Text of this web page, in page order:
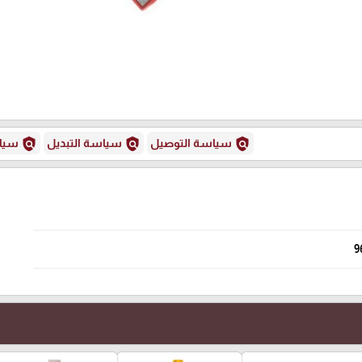
policy سياسة التوصيل policy سياسة التبديل policy